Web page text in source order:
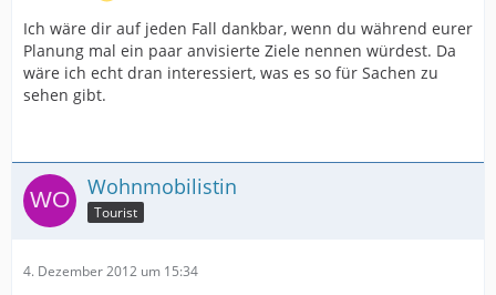
Ich wäre dir auf jeden Fall dankbar, wenn du während eurer
Planung mal ein paar anvisierte Ziele nennen würdest. Da
wäre ich echt dran interessiert, was es so für Sachen zu
sehen gibt.
Wohnmobilistin
Tourist
4. Dezember 2012 um 15:34